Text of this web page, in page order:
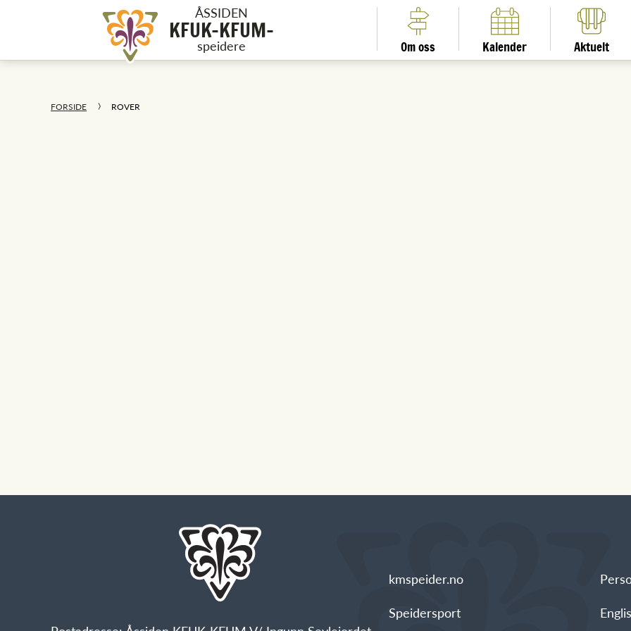
ÅSSIDEN
KFUK-KFUM-
speidere Om oss Kalender Aktuelt
FORSIDE ROVER
kmspeider.no
Speidersport